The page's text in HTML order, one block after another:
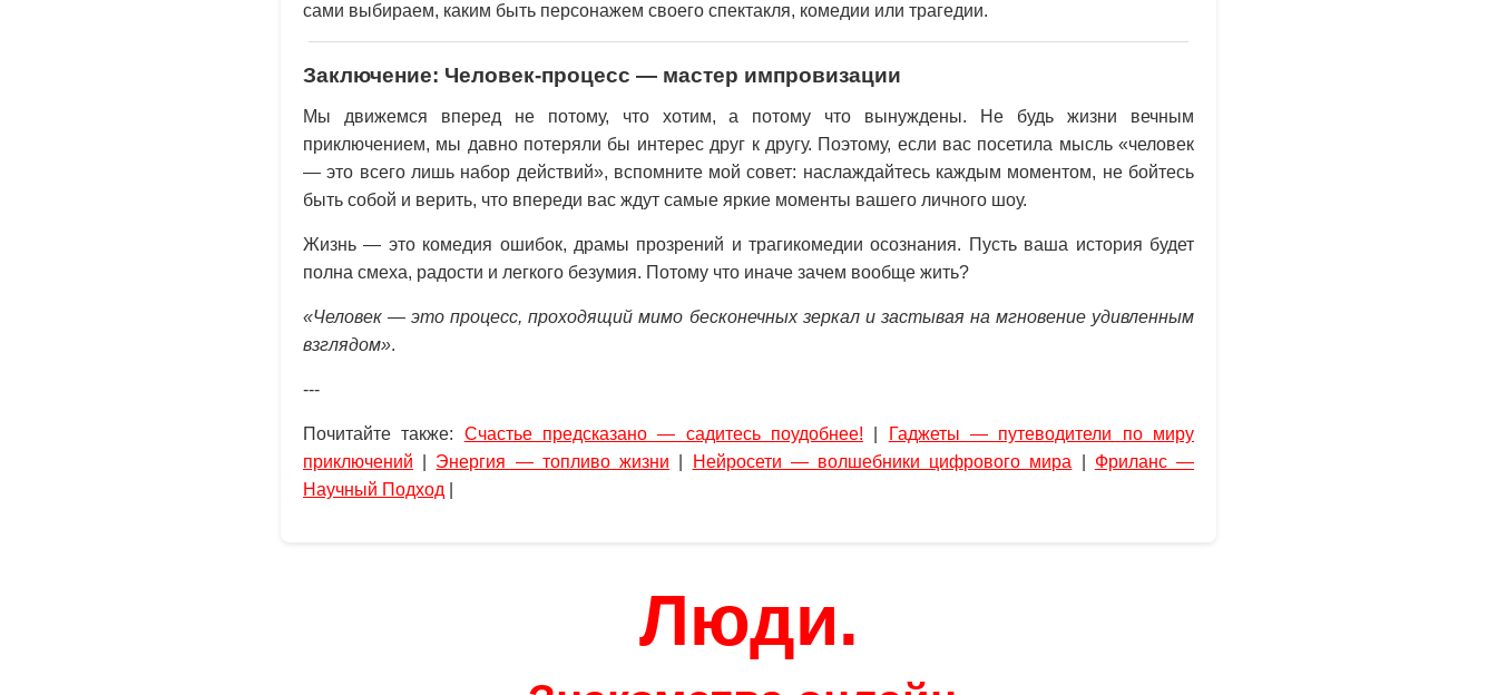
сами выбираем, каким быть персонажем своего спектакля, комедии или трагедии.
Заключение: Человек-процесс — мастер импровизации
Мы движемся вперед не потому, что хотим, а потому что вынуждены. Не будь жизни вечным
приключением, мы давно потеряли бы интерес друг к другу. Поэтому, если вас посетила мысль «человек
— это всего лишь набор действий», вспомните мой совет: наслаждайтесь каждым моментом, не бойтесь
быть собой и верить, что впереди вас ждут самые яркие моменты вашего личного шоу.
Жизнь — это комедия ошибок, драмы прозрений и трагикомедии осознания. Пусть ваша история будет
полна смеха, радости и легкого безумия. Потому что иначе зачем вообще жить?
«Человек — это процесс, проходящий мимо бесконечных зеркал и застывая на мгновение удивленным
взглядом».
---
Почитайте также: Счастье предсказано — садитесь поудобнее!
Гаджеты — путеводители по миру
приключений
Энергия — топливо жизни Нейросети — волшебники цифрового мира
Фриланс —
Научный Подход
Люди.